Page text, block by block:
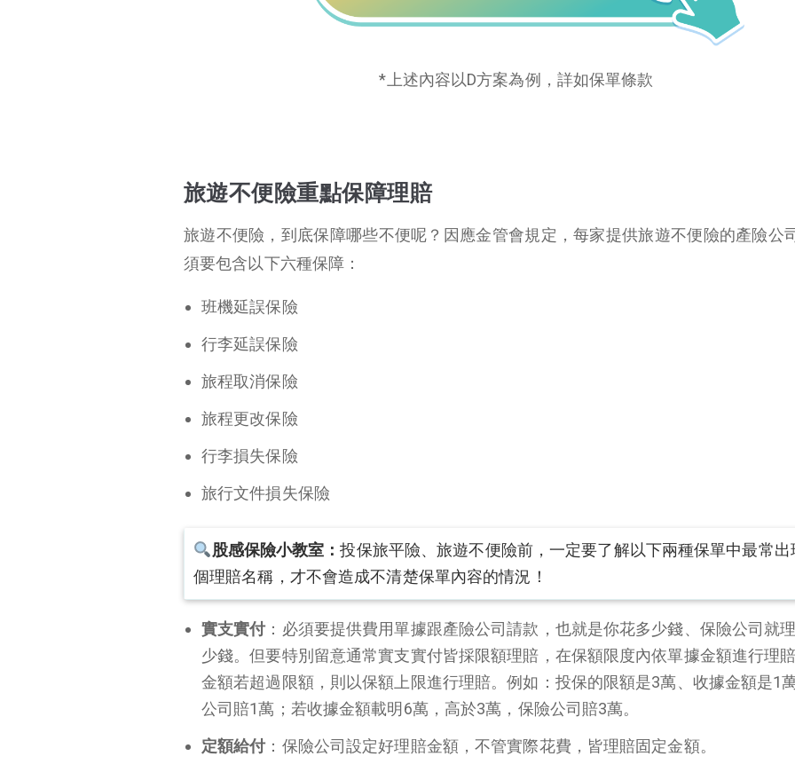
*上述內容以D方案為例，詳如保單條款
旅遊不便險重點保障理賠
旅遊不便險，到底保障哪些不便呢？因應金管會規定，每家提供旅遊不便險的產險公
須要包含以下六種保障：
班機延誤保險
行李延誤保險
旅程取消保險
旅程更改保險
行李損失保險
旅行文件損失保險
股感保險小教室：投保旅平險、旅遊不便險前，一定要了解以下兩種保單中最常出
個理賠名稱，才不會造成不清楚保單內容的情況！
實支實付 ：必須要提供費用單據跟產險公司請款，也就是你花多少錢、保險公司就
少錢。但要特別留意通常實支實付皆採限額理賠，在保額限度內依單據金額進行理
金額若超過限額，則以保額上限進行理賠。例如：投保的限額是3萬、收據金額是1
公司賠1萬；若收據金額載明6萬，高於3萬，保險公司賠3萬。
定額給付 ：保險公司設定好理賠金額，不管實際花費，皆理賠固定金額。